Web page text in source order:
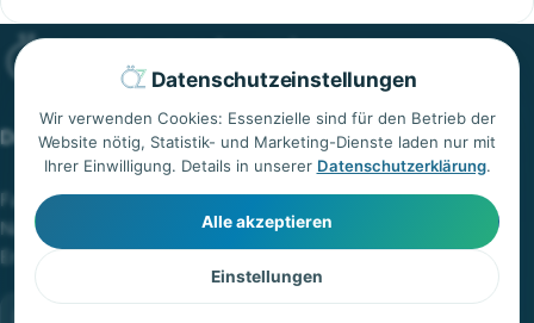
Datenschutzeinstellungen
Wir verwenden Cookies: Essenzielle sind für den Betrieb der
Website nötig, Statistik- und Marketing-Dienste laden nur mit
Ihrer Einwilligung. Details in unserer Datenschutzerklärung.
Alle akzeptieren
Einstellungen
Dr. med. univ. Özkan Özdemir
Facharzt für Plastische & Ästhetische Chirurgie in Wien.
Natürliche, individuelle Ergebnisse mit Diskretion und
Erfahrung.